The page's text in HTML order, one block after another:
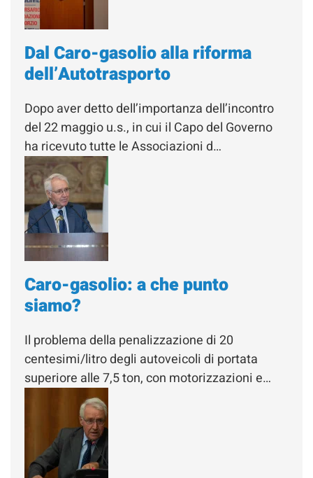
Dal Caro-gasolio alla riforma
dell’Autotrasporto
Dopo aver detto dell’importanza dell’incontro
del 22 maggio u.s., in cui il Capo del Governo
ha ricevuto tutte le Associazioni d…
Caro-gasolio: a che punto
siamo?
Il problema della penalizzazione di 20
centesimi/litro degli autoveicoli di portata
superiore alle 7,5 ton, con motorizzazioni e…